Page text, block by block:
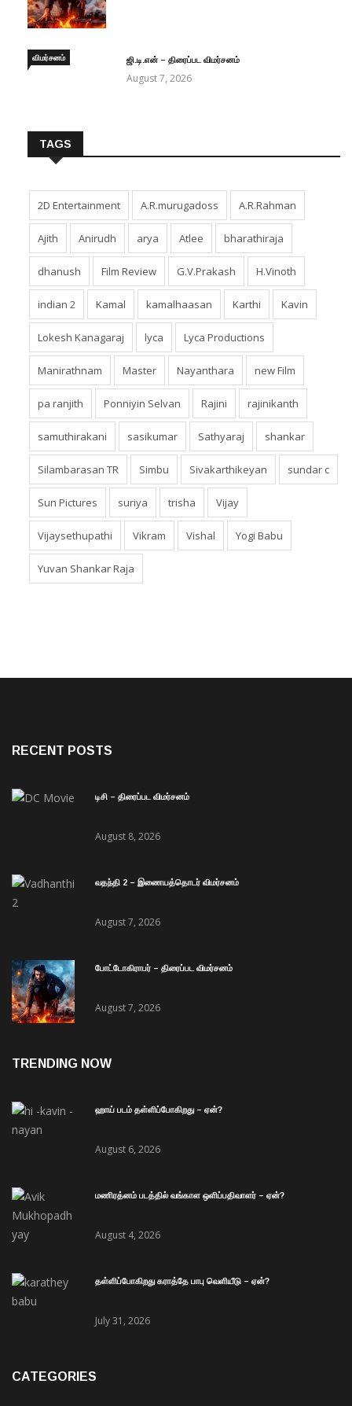
விமர்சனம் ஜி.டி.என் – திரைப்பட விமர்சனம்
August 7, 2026
TAGS
2D Entertainment A.R.murugadoss A.R.Rahman
Ajith Anirudh arya Atlee bharathiraja
dhanush Film Review G.V.Prakash H.Vinoth
indian 2 Kamal kamalhaasan Karthi Kavin
Lokesh Kanagaraj lyca Lyca Productions
Manirathnam Master Nayanthara new Film
pa ranjith Ponniyin Selvan Rajini rajinikanth
samuthirakani sasikumar Sathyaraj shankar
Silambarasan TR Simbu Sivakarthikeyan sundar c
Sun Pictures suriya trisha Vijay
Vijaysethupathi Vikram Vishal Yogi Babu
Yuvan Shankar Raja
RECENT POSTS
டிசி – திரைப்பட விமர்சனம்
August 8, 2026
வதந்தி 2 – இணையத்தொடர் விமர்சனம்
August 7, 2026
போட்டோகிராபர் – திரைப்பட விமர்சனம்
August 7, 2026
TRENDING NOW
ஹாய் படம் தள்ளிப்போகிறது – ஏன்?
August 6, 2026
மணிரத்னம் படத்தில் வங்காள ஒளிப்பதிவாளர் – ஏன்?
August 4, 2026
தள்ளிப்போகிறது கராத்தே பாபு வெளியீடு – ஏன்?
July 31, 2026
CATEGORIES